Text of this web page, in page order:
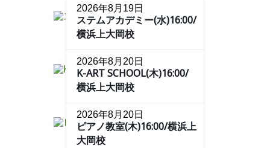
2026年8月19日
ステムアカデミー(水)16:00/
横浜上大岡校
2026年8月20日
K-ART SCHOOL(木)16:00/
横浜上大岡校
2026年8月20日
ピアノ教室(木)16:00/横浜上
大岡校